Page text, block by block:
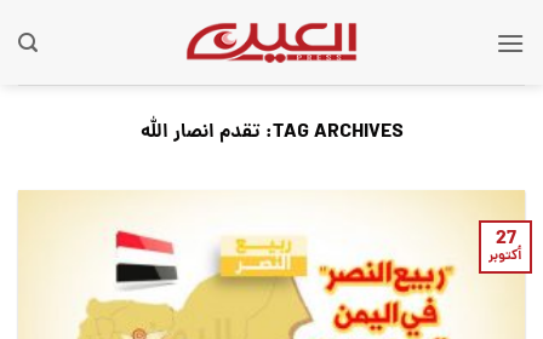
TAG ARCHIVES: تقدم انصار الله
27
أكتوبر